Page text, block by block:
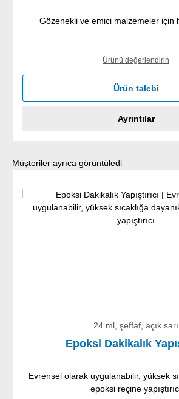
Gözenekli ve emici malzemeler için
Ürünü değerlendirin
Ürün talebi
Ayrıntılar
Ürün galerisini atla
Müşteriler ayrıca görüntüledi
24 ml, şeffaf, açık sarı
Epoksi Dakikalık
Evrensel olarak uygulanabilir, yüksek
epoksi reçine